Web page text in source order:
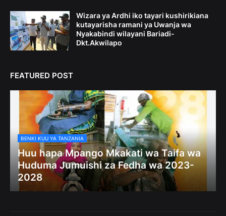
Wizara ya Ardhi iko tayari kushirikiana
kutayarisha ramani ya Uwanja wa
Nyakabindi wilayani Bariadi-
Dkt.Akwilapo
FEATURED POST
BENKI KUU YA TANZANIA
Huu hapa Mpango Mkakati wa Taifa wa
Huduma Jumuishi za Fedha wa 2023-
2028